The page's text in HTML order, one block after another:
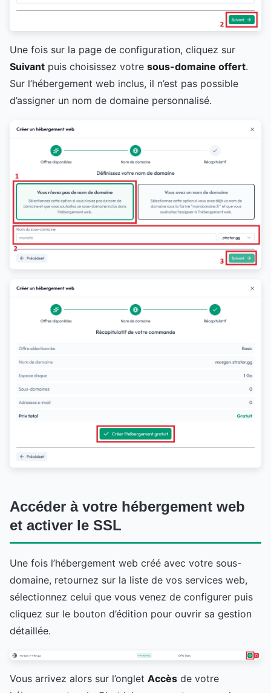
Une fois sur la page de configuration, cliquez sur
Suivant puis choisissez votre sous-domaine offert.
Sur l’hébergement web inclus, il n’est pas possible
d’assigner un nom de domaine personnalisé.
Accéder à votre hébergement web
et activer le SSL
Une fois l’hébergement web créé avec votre sous-
domaine, retournez sur la liste de vos services web,
sélectionnez celui que vous venez de configurer puis
cliquez sur le bouton d’édition pour ouvrir sa gestion
détaillée.
Vous arrivez alors sur l’onglet Accès de votre